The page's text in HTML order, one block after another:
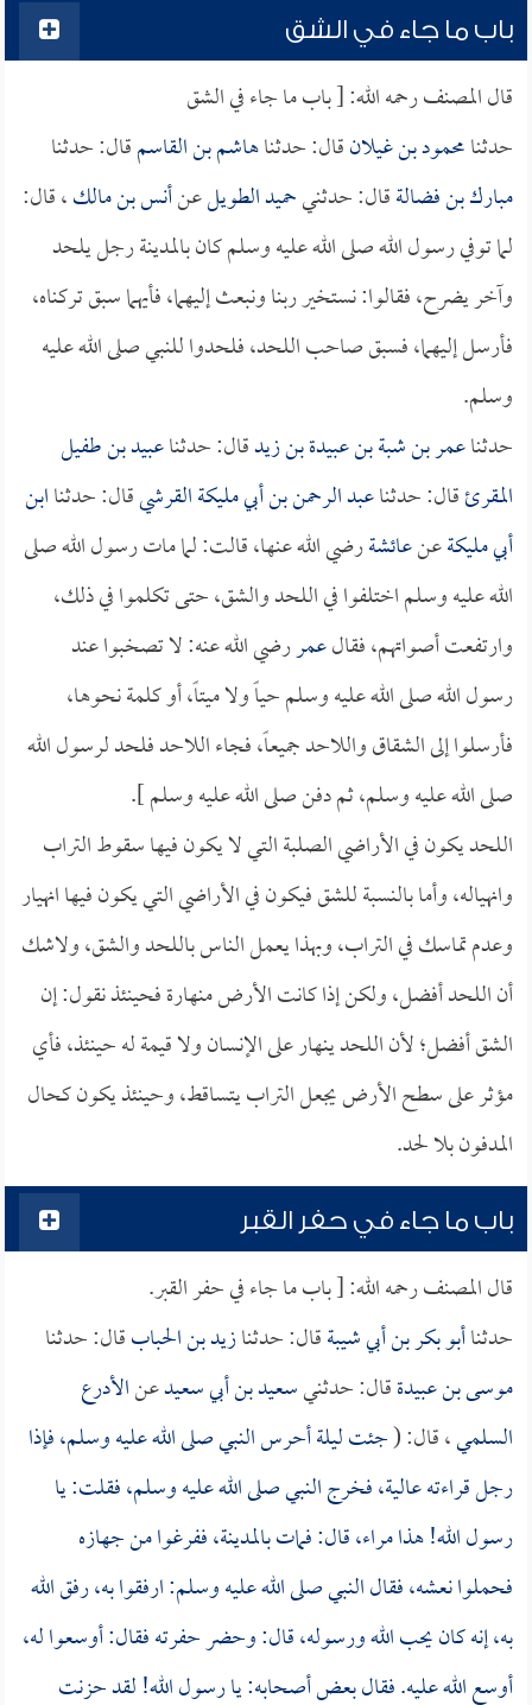
باب ما جاء في الشق
قال المصنف رحمه الله: [ باب ما جاء في الشق
حدثنامحمود بن غيلانقال: حدثناهاشم بن القاسمقال: حدثنا
مبارك بن فضالةقال: حدثنيحميد الطويلعنأنس بن مالك، قال:
لما توفي رسول الله صلى الله عليه وسلم كان بالمدينة رجل يلحد
وآخر يضرح، فقالوا: نستخير ربنا ونبعث إليهما، فأيهما سبق تركناه،
فأرسل إليهما، فسبق صاحب اللحد، فلحدوا للنبي صلى الله عليه
وسلم.
حدثناعمر بن شبة بن عبيدة بن زيدقال: حدثناعبيد بن طفيل
المقرئقال: حدثناعبد الرحمن بن أبي مليكة القرشيقال: حدثناابن
أبي مليكةعنعائشةرضي الله عنها، قالت: لما مات رسول الله صلى
الله عليه وسلم اختلفوا في اللحد والشق، حتى تكلموا في ذلك،
وارتفعت أصواتهم، فقالعمررضي الله عنه: لا تصخبوا عند
رسول الله صلى الله عليه وسلم حياً ولا ميتاً، أو كلمة نحوها،
فأرسلوا إلى الشقاق واللاحد جميعاً، فجاء اللاحد فلحد لرسول الله
صلى الله عليه وسلم، ثم دفن صلى الله عليه وسلم ].
اللحد يكون في الأراضي الصلبة التي لا يكون فيها سقوط التراب
وانهياله، وأما بالنسبة للشق فيكون في الأراضي التي يكون فيها انهيار
وعدم تماسك في التراب، وبهذا يعمل الناس باللحد والشق، ولاشك
أن اللحد أفضل، ولكن إذا كانت الأرض منهارة فحينئذ نقول: إن
الشق أفضل؛ لأن اللحد ينهار على الإنسان ولا قيمة له حينئذ، فأي
مؤثر على سطح الأرض يجعل التراب يتساقط، وحينئذ يكون كحال
المدفون بلا لحد.
باب ما جاء في حفر القبر
قال المصنف رحمه الله: [ باب ما جاء في حفر القبر.
حدثناأبو بكر بن أبي شيبةقال: حدثنازيد بن الحبابقال: حدثنا
موسى بن عبيدةقال: حدثنيسعيد بن أبي سعيدعنالأدرع
السلمي، قال: (جئت ليلة أحرس النبي صلى الله عليه وسلم، فإذا
رجل قراءته عالية، فخرج النبي صلى الله عليه وسلم، فقلت: يا
رسول الله! هذا مراء، قال: فمات بالمدينة، ففرغوا من جهازه
فحملوا نعشه، فقال النبي صلى الله عليه وسلم: ارفقوا به، رفق الله
به، إنه كان يحب الله ورسوله، قال: وحضر حفرته فقال: أوسعوا له،
أوسع الله عليه. فقال بعض أصحابه: يا رسول الله! لقد حزنت